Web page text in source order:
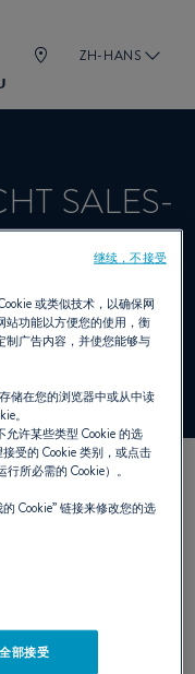
ZH-HANS
SALES-
或类似技术，以确保网
站功能以方便您的使用，衡
制广告内容，并使您能够与
储在您的浏览器中或从中读
。
许某些类型 Cookie 的选
受的 Cookie 类别，或点击
所必需的 Cookie）。
Cookie”链接来修改您的选
全部接受
继续，不接受